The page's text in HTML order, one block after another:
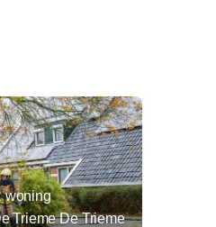
woning
Trieme De Trieme